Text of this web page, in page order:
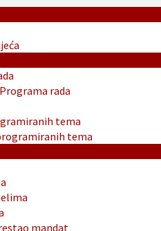
rada
tema
tema
mandat